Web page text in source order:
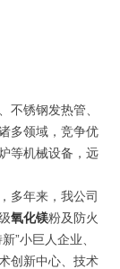
不锈钢发热管、
多领域，竞争优
等机械设备，远
多年来，我公司
氧化镁粉及防火
”小巨人企业、
创新中心、技术